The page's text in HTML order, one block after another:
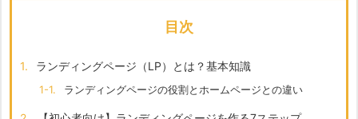
目次
1. ランディングページ（LP）とは？基本知識
1-1. ランディングページの役割とホームページとの違い